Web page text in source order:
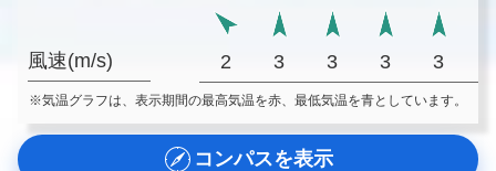
風速(m/s) 2 3 3 3 3
※気温グラフは、表示期間の最高気温を赤、最低気温を青としています。
コンパスを表示